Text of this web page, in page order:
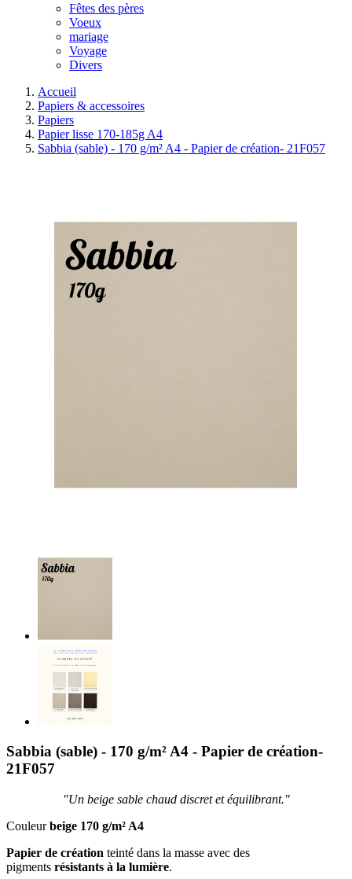
Fêtes des pères
Voeux
mariage
Voyage
Divers
Accueil
Papiers & accessoires
Papiers
Papier lisse 170-185g A4
Sabbia (sable) - 170 g/m² A4 - Papier de création- 21F057
Sabbia (sable) - 170 g/m² A4 - Papier de création-
21F057
"Un beige sable chaud discret et équilibrant."
Couleurbeige 170 g/m² A4
Papier de création teinté dans la masse avec des
pigments résistants à la lumière.